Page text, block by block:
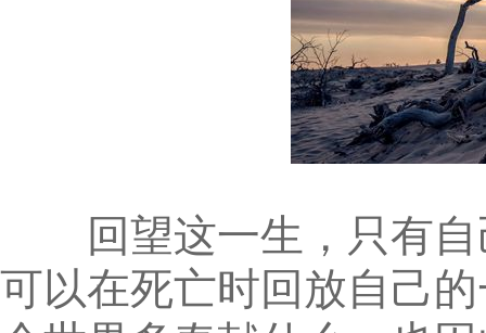
回望这一生，只有自
可以在死亡时回放自己